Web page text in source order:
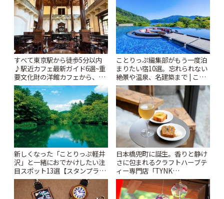
すべて東京駅から徒歩5分以内
♪駅近カフェ最新ガイド6選~重
要文化財の洋館カフェから、改
札すぐのレトロ喫茶まで~ | こと
りっぷ
ことりっぷ編集部がもう一度泊
まりたい宿10選。忘れられない
絶景や温泉、名建築まで | こと
りっぷ
新しくなった「ことりっぷ軽井
沢」と一緒におでかけしたい注
目スポット13選【スタンプラリ
ー開催中】 | ことりっぷ
日本橋兜町に誕生。香りと静け
さに包まれるクラフトハーブテ
ィー専門店「TYNK
Kabutocho」 | ことりっぷ